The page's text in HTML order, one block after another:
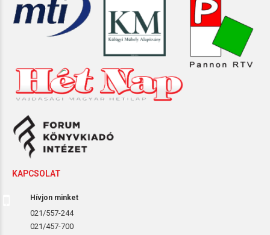
KAPCSOLAT
Hívjon minket
021/557-244
021/457-700